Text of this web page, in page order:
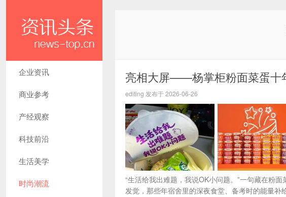
企业资讯
商业参考
产经观察
科技前沿
生活美学
时尚潮流
亮相大屏——杨掌柜粉面菜蛋十
editing 发布于 2026-06-26
“生活给我出难题，我说OK小问题。”一句藏在粉
发觉，那些年宿舍里的深夜食堂、备考时的能量